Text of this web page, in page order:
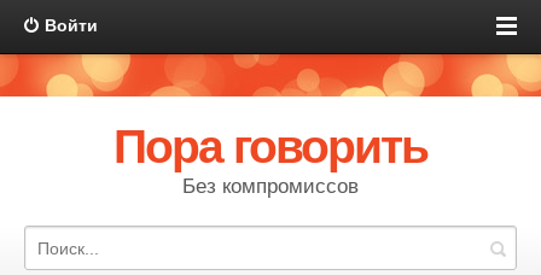
Войти
Пора говорить
Без компромиссов